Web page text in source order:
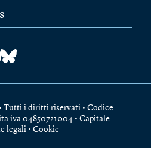
Tutti i diritti riservati • Codice
iva 04850721004 • Capitale
legali • Cookie